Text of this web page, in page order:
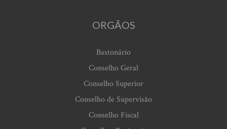
ORGÃOS
Bastonário
Conselho Geral
Conselho Superior
Conselho de Supervisão
Conselho Fiscal